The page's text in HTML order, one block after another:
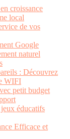
croissance
local
de vos
Google
naturel
: Découvrez
WIFI
petit budget
éducatifs
Efficace et